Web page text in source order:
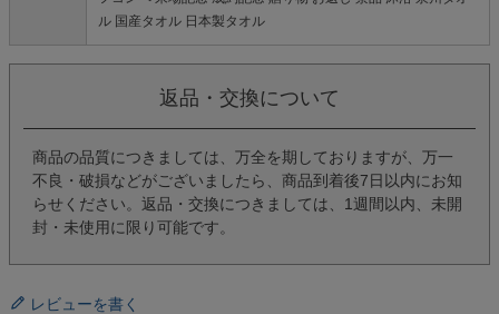
ル 国産タオル 日本製タオル
返品・交換について
商品の品質につきましては、万全を期しておりますが、万一
不良・破損などがございましたら、商品到着後7日以内にお知
らせください。返品・交換につきましては、1週間以内、未開
封・未使用に限り可能です。
レビューを書く